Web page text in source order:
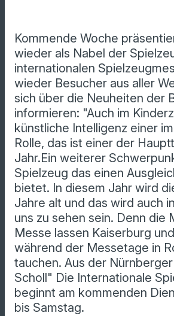
Kommende Woche
wieder als Nabel der
internationalen
wieder Besucher aus aller
sich über die Neuheiten der
informieren: "Auch im
künstliche Intelligenz einer
Rolle, das ist einer der
Jahr.Ein weiterer
Spielzeug das einen
bietet. In diesem Jahr wird
Jahre alt und das wird auch
uns zu sehen sein. Denn die
Messe lassen Kaiserburg
während der Messetage in
tauchen. Aus der
Scholl" Die Internationale
beginnt am kommenden
bis Samstag.